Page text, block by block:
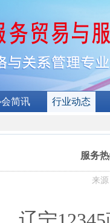
简讯 行业动态
服务
来